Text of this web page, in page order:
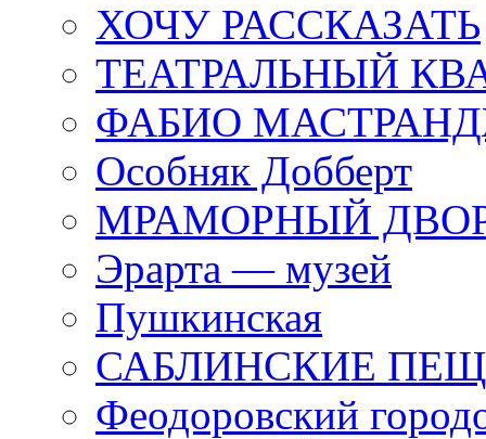
ХОЧУ РАССКАЗАТЬ
ТЕАТРАЛЬНЫЙ
ФАБИО
Особняк Добберт
МРАМОРНЫЙ
Эрарта — музей
Пушкинская
САБЛИНСКИЕ
Феодоровский